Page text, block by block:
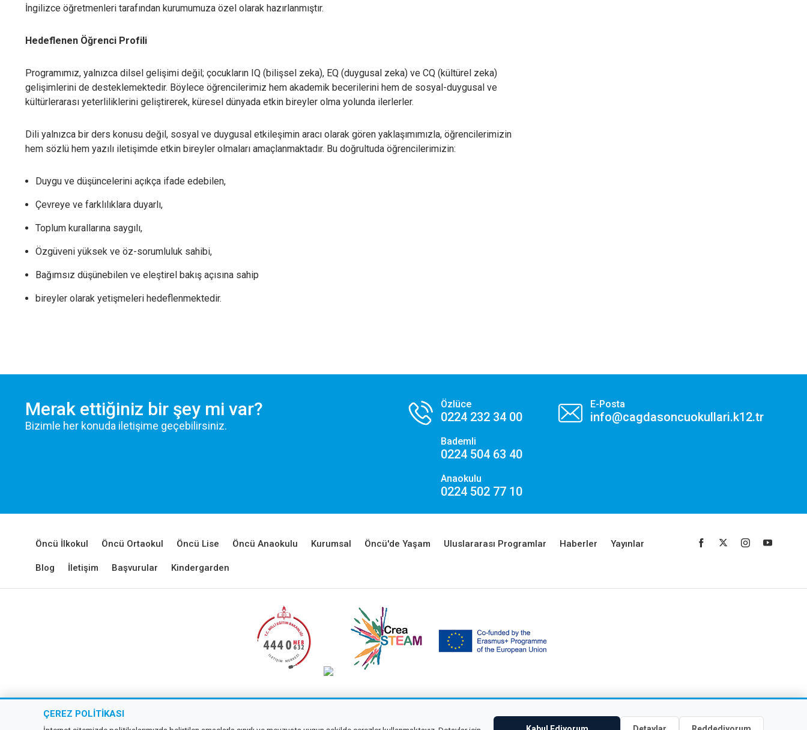
İngilizce öğretmenleri tarafından kurumumuza özel olarak hazırlanmıştır.
Hedeflenen Öğrenci Profili
Programımız, yalnızca dilsel gelişimi değil; çocukların IQ (bilişsel zeka), EQ (duygusal zeka) ve CQ (kültürel zeka)
gelişimlerini de desteklemektedir. Böylece öğrencilerimiz hem akademik becerilerini hem de sosyal-duygusal ve
kültürlerarası yeterliliklerini geliştirerek, küresel dünyada etkin bireyler olma yolunda ilerlerler.
Dili yalnızca bir ders konusu değil, sosyal ve duygusal etkileşimin aracı olarak gören yaklaşımımızla, öğrencilerimizin
hem sözlü hem yazılı iletişimde etkin bireyler olmaları amaçlanmaktadır. Bu doğrultuda öğrencilerimizin:
Duygu ve düşüncelerini açıkça ifade edebilen,
Çevreye ve farklılıklara duyarlı,
Toplum kurallarına saygılı,
Özgüveni yüksek ve öz-sorumluluk sahibi,
Bağımsız düşünebilen ve eleştirel bakış açısına sahip
bireyler olarak yetişmeleri hedeflenmektedir.
Merak ettiğiniz bir şey mi var?
Bizimle her konuda iletişime geçebilirsiniz.
Özlüce
0224 232 34 00
Bademli
0224 504 63 40
Anaokulu
0224 502 77 10
E-Posta
info@cagdasoncuokullari.k12.tr
Öncü İlkokul Öncü Ortaokul Öncü Lise Öncü Anaokulu Kurumsal Öncü'de Yaşam Uluslararası Programlar Haberler Yayınlar
Blog İletişim Başvurular Kindergarden
ÇEREZ POLITIKASI
İlgi alanlarınıza göre kişiselleştirilmiş duyuru, etkinlik reklamları ve içerikler sunmak amacıyla iş
Tercihlerimi Kaydet